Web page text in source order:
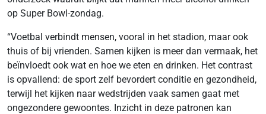
op Super Bowl-zondag.
“Voetbal verbindt mensen, vooral in het stadion, maar ook
thuis of bij vrienden. Samen kijken is meer dan vermaak, het
beïnvloedt ook wat en hoe we eten en drinken. Het contrast
is opvallend: de sport zelf bevordert conditie en gezondheid,
terwijl het kijken naar wedstrijden vaak samen gaat met
ongezondere gewoontes. Inzicht in deze patronen kan